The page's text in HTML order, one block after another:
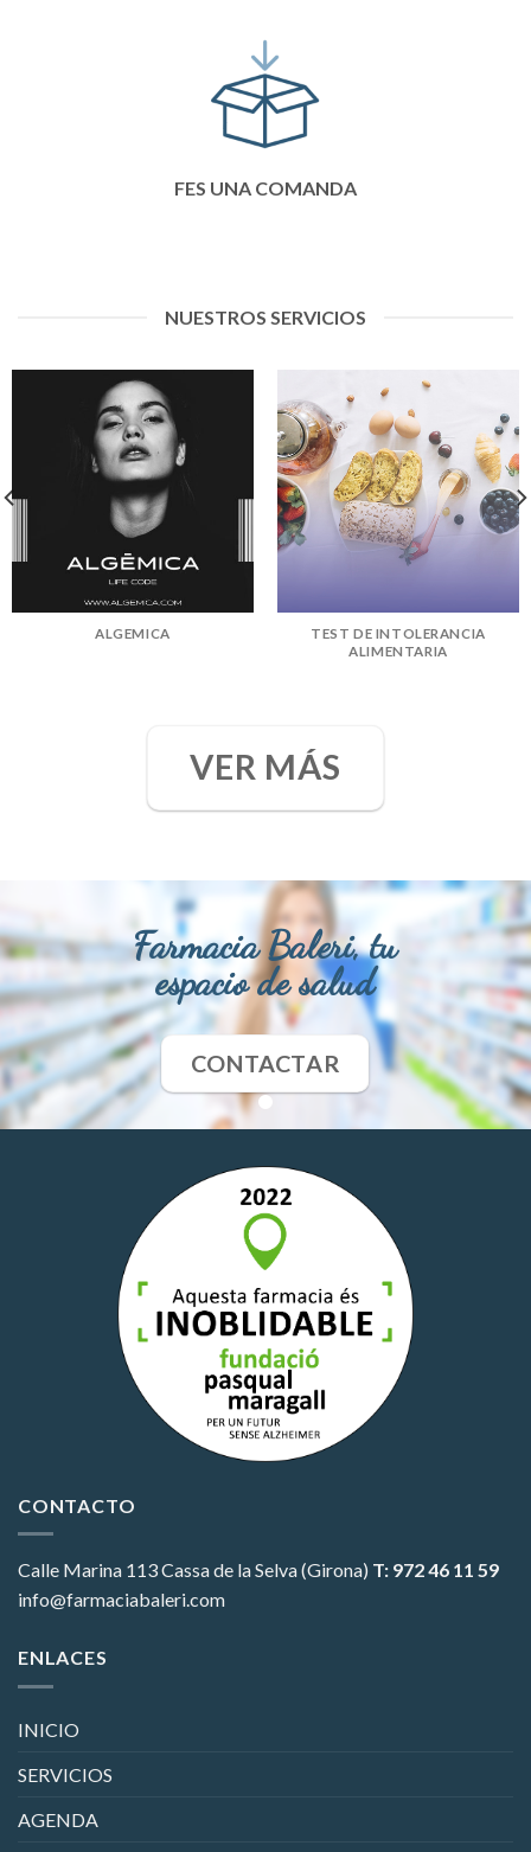
FES UNA COMANDA
NUESTROS SERVICIOS
ALGEMICA
TEST DE INTOLERANCIA
ALIMENTARIA
VER MÁS
Farmacia Baleri, tu
espacio de salud
CONTACTAR
CONTACTO
Calle Marina 113Cassa de la Selva (Girona) T: 972 46 11 59
info@farmaciabaleri.com
ENLACES
INICIO
SERVICIOS
AGENDA